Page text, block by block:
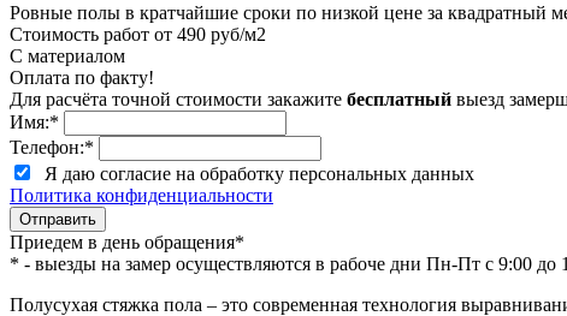
Ровные полы в кратчайшие сроки по низкой цене за квадратный
Стоимость работ от 490 руб/м2
С материалом
Оплата по факту!
Для расчёта точной стоимости закажите бесплатный выезд
Имя:*
Телефон:*
Я даю согласие на обработку персональных данных
Политика конфиденциальности
Приедем в день обращения*
* - выезды на замер осуществляются в рабоче дни Пн-Пт с 9:00 до
Полусухая стяжка пола – это современная технология